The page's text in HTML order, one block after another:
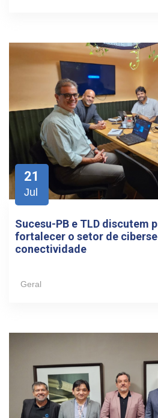
21
Jul
Sucesu-PB e TLD discutem
fortalecer o setor de
conectividade
Geral